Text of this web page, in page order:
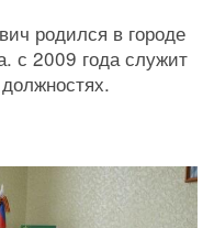
родился в городе
с 2009 года служит